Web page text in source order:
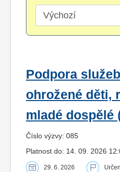
Podpora
ohrožené děti,
mladé dospělé
Číslo výzvy: 085
Platnost do: 14. 09. 2026
29. 6. 2026